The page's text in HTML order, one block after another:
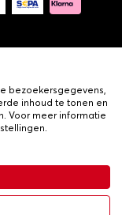
en cookiebeleid
bezoekersgegevens,
inhoud te tonen en
Voor meer informatie